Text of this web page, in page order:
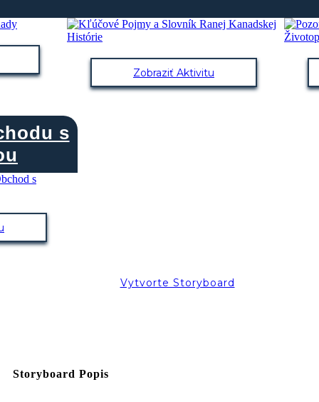
Zobraziť Aktivitu
s
Vytvorte Storyboard
Storyboard Popis